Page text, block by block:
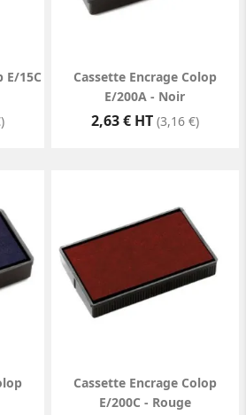
E/15C
Cassette Encrage Colop
E/200A - Noir
Prix
2,63 € HT (3,16 €)
Cassette Encrage Colop
E/200C - Rouge